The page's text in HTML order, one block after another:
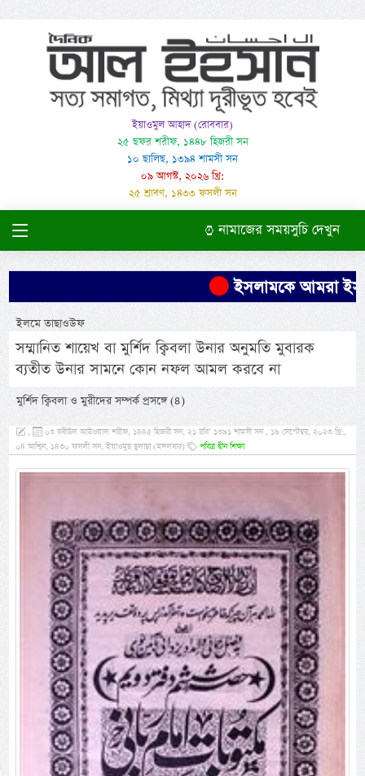
ইয়াওমুল আহাদ (রোববার)
২৫ ছফর শরীফ, ১৪৪৮ হিজরী সন
১০ ছালিছ, ১৩৯৪ শামসী সন
০৯ আগস্ট, ২০২৬ খ্রি:
২৫ শ্রাবণ, ১৪৩৩ ফসলী সন
নামাজের সময়সুচি দেখুন
ইসলামকে আমরা
ইলমে তাছাওউফ
সম্মানিত শায়েখ বা মুর্শিদ ক্বিবলা উনার অনুমতি মুবারক
ব্যতীত উনার সামনে কোন নফল আমল করবে না
মুর্শিদ ক্বিবলা ও মুরীদের সম্পর্ক প্রসঙ্গে (৪)
,
০৩ রবীউল আউওয়াল শরীফ, ১৪৪৫ হিজরী সন, ২১ রবি’ ১৩৯১ শামসী সন , ১৯ সেপ্টেম্বর, ২০২৩ খ্রি:,
০৪ আশ্বিন, ১৪৩০ ফসলী সন, ইয়াওমুছ ছুলাছা (মঙ্গলবার)
পবিত্র দ্বীন শিক্ষা